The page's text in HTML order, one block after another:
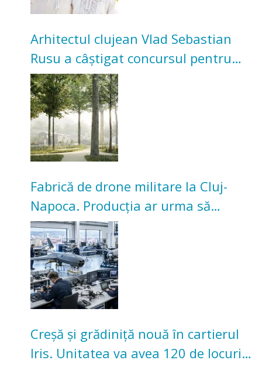
Arhitectul clujean Vlad Sebastian
Rusu a câștigat concursul pentru
transformarea Grădinii Casei
Universitarilor
Fabrică de drone militare la Cluj-
Napoca. Producția ar urma să
înceapă în toamna acestui an
Creșă și grădiniță nouă în cartierul
Iris. Unitatea va avea 120 de locuri